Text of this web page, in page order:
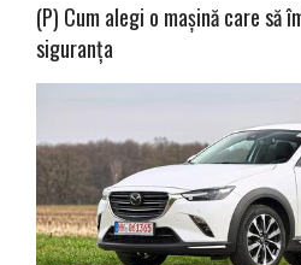
(P) Cum alegi o mașină care să
siguranța